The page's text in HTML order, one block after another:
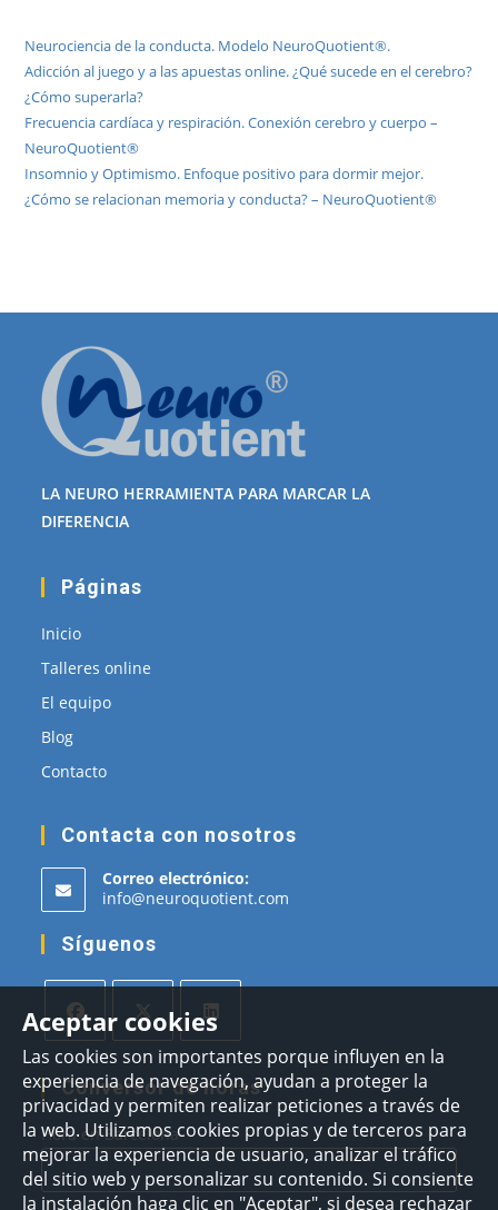
Neurociencia de la conducta. Modelo NeuroQuotient®.
Adicción al juego y a las apuestas online. ¿Qué sucede en el cerebro?
¿Cómo superarla?
Frecuencia cardíaca y respiración. Conexión cerebro y cuerpo –
NeuroQuotient®
Insomnio y Optimismo. Enfoque positivo para dormir mejor.
¿Cómo se relacionan memoria y conducta? – NeuroQuotient®
Aceptar cookies
Las cookies son importantes porque influyen en la
experiencia de navegación, ayudan a proteger la
privacidad y permiten realizar peticiones a través de
la web. Utilizamos cookies propias y de terceros para
mejorar la experiencia de usuario, analizar el tráfico
del sitio web y personalizar su contenido. Si consiente
la instalación haga clic en "Aceptar", si desea rechazar
LA NEURO HERRAMIENTA PARA MARCAR LA
DIFERENCIA
Páginas
Inicio
Talleres online
El equipo
Blog
Contacto
Contacta con nosotros
Correo electrónico:
info@neuroquotient.com
Síguenos
Se
abre
en
una
nueva
pestaña
Se
abre
en
una
nueva
pestaña
Se
abre
en
una
nueva
pestaña
Conversor de horas
Hora en Barcelona